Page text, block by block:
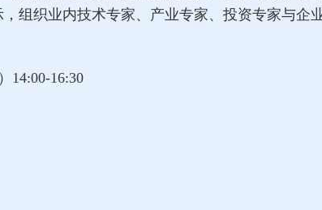
组织业内技术专家、产业专家、投资专家与企
14:00-16:30